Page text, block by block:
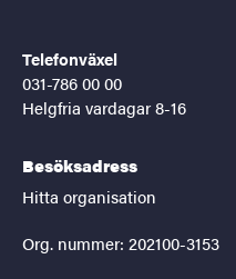
Telefonväxel
031-786 00 00
Helgfria vardagar 8-16
Besöksadress
Hitta organisation
Org. nummer: 202100-3153